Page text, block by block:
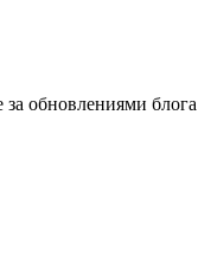
обновлениями блога